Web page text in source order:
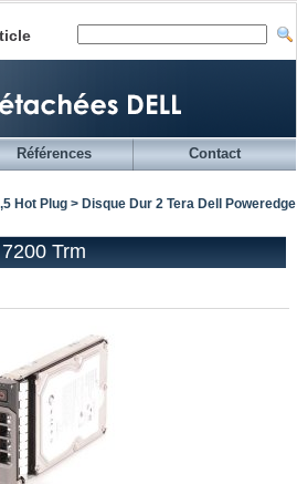
Références Contact
Hot Plug > Disque Dur 2 Tera Dell Poweredge
Trm